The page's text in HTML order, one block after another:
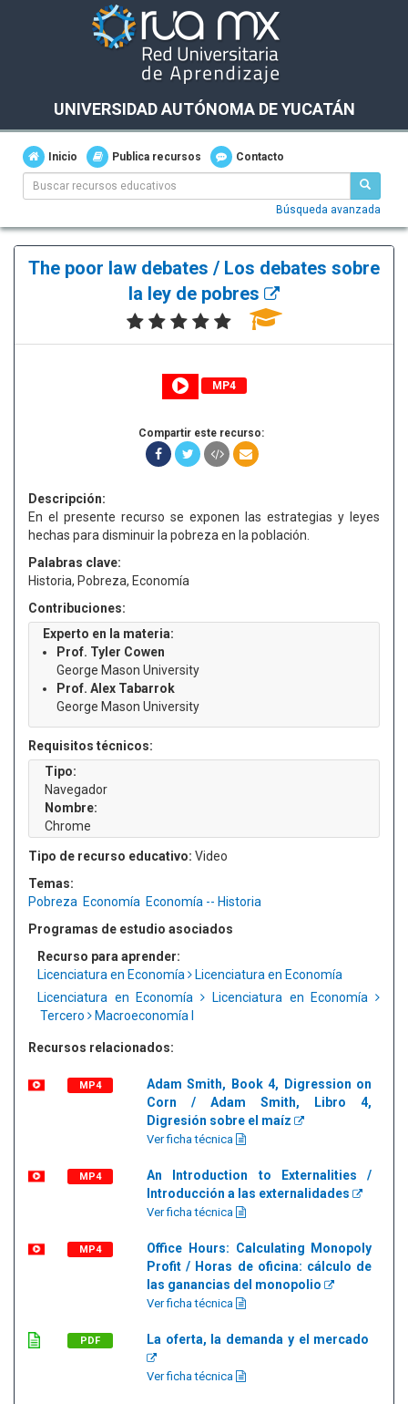
UNIVERSIDAD AUTÓNOMA DE YUCATÁN
Inicio Publica recursos Contacto
Búsqueda avanzada
The poor law debates / Los debates sobre
la ley de pobres
MP4
Compartir este recurso:
Descripción:
En el presente recurso se exponen las estrategias y leyes
hechas para disminuir la pobreza en la población.
Palabras clave:
Historia, Pobreza, Economía
Contribuciones:
Experto en la materia:
Prof. Tyler Cowen
George Mason University
Prof. Alex Tabarrok
George Mason University
Requisitos técnicos:
Tipo:
Navegador
Nombre:
Chrome
Tipo de recurso educativo: Video
Temas:
Pobreza Economía Economía -- Historia
Programas de estudio asociados
Recurso para aprender:
Licenciatura en Economía
Licenciatura en Economía
Licenciatura en Economía
Licenciatura en Economía
Tercero
Macroeconomía I
Recursos relacionados:
MP4
Adam Smith, Book 4, Digression on
Corn / Adam Smith, Libro 4,
Digresión sobre el maíz
Ver ficha técnica
MP4
An Introduction to Externalities /
Introducción a las externalidades
Ver ficha técnica
MP4
Office Hours: Calculating Monopoly
Profit / Horas de oficina: cálculo de
las ganancias del monopolio
Ver ficha técnica
PDF La oferta, la demanda y el mercado
Ver ficha técnica